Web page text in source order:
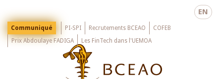
main
EN
Menu
Top
Communiqué PI-SPI Recrutements BCEAO
COFEB
Prix Abdoulaye FADIGA
Les FinTech dans l'UEMOA